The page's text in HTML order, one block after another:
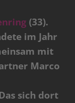
(33).
im Jahr
mit
Marco
sich dort